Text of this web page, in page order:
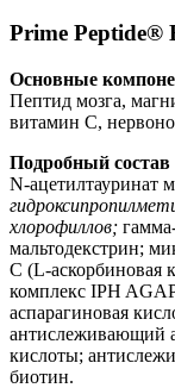
Prime Peptide®
Основные
Пептид мозга,
витамин С,
Подробный состав
N-ацетилтауринат
хлорофиллов;
мальтодекстрин;
С (L-аскорбиновая
комплекс IPH
аспарагиновая
антислеживающий
кислоты;
биотин.